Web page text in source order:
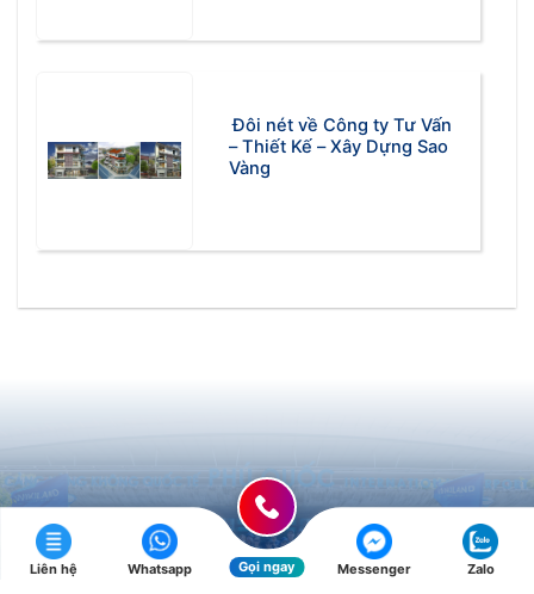
Đôi nét về Công ty Tư Vấn
– Thiết Kế – Xây Dựng Sao
Vàng
Liên hệ Whatsapp Gọi ngay Messenger Zalo